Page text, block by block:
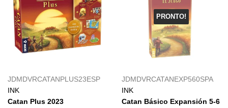
JDMDVRCATANPLUS23ESP
INK
Catan Plus 2023
PRONTO!
JDMDVRCATANEXP560SPA
INK
Catan Básico Expansión 5-6